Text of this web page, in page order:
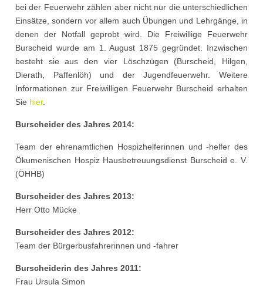
bei der Feuerwehr zählen aber nicht nur die unterschiedlichen
Einsätze, sondern vor allem auch Übungen und Lehrgänge, in
denen der Notfall geprobt wird. Die Freiwillige Feuerwehr
Burscheid wurde am 1. August 1875 gegründet. Inzwischen
besteht sie aus den vier Löschzügen (Burscheid, Hilgen,
Dierath, Paffenlöh) und der Jugendfeuerwehr. Weitere
Informationen zur Freiwilligen Feuerwehr Burscheid erhalten
Sie hier.
Burscheider des Jahres 2014:
Team der ehrenamtlichen Hospizhelferinnen und -helfer des
Ökumenischen Hospiz Hausbetreuungsdienst Burscheid e. V.
(ÖHHB)
Burscheider des Jahres 2013:
Herr Otto Mücke
Burscheider des Jahres 2012:
Team der Bürgerbusfahrerinnen und -fahrer
Burscheiderin des Jahres 2011:
Frau Ursula Simon